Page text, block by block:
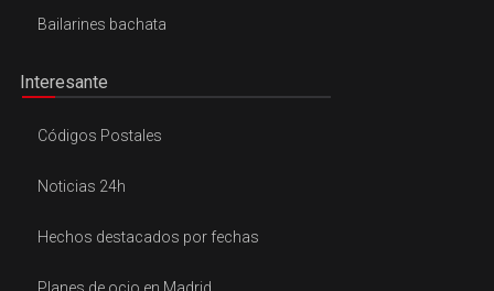
Bailarines bachata
Interesante
Códigos Postales
Noticias 24h
Hechos destacados por fechas